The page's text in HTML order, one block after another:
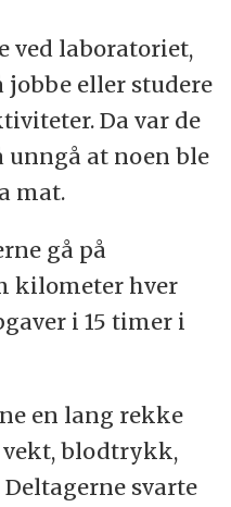
ved laboratoriet,
eller studere
Da var de
unngå at noen ble
mat.
gå på
kilometer hver
i 15 timer i
en lang rekke
vekt, blodtrykk,
svarte